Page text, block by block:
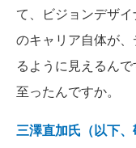
て、ビジョンデザ
のキャリア自体が
るように見えるん
至ったんですか。
三澤直加氏（以下、